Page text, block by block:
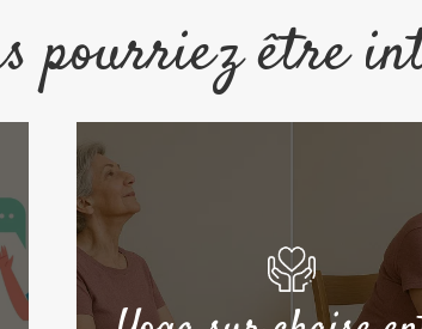
pourriez être